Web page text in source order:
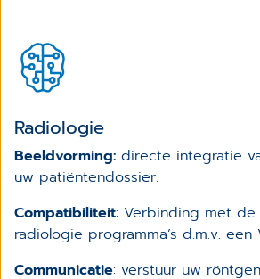
Radiologie
Beeldvorming: directe integratie
uw patiëntendossier.
Compatibiliteit: Verbinding met de
radiologie programma’s d.m.v. een
Communicatie: verstuur uw